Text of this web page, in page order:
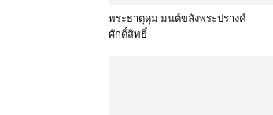
พระธาตุดุม มนต์ขลังพระปรางค์
ศักดิ์สิทธิ์